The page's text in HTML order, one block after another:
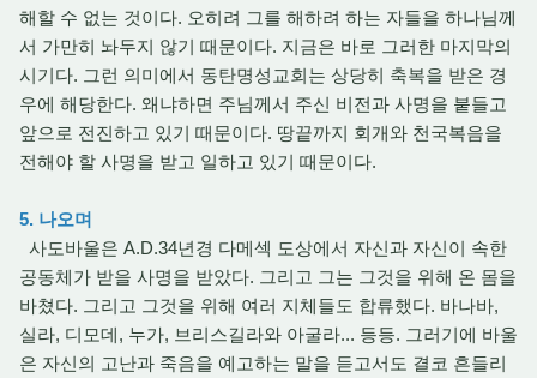
해할 수 없는 것이다. 오히려 그를 해하려 하는 자들을 하나님께
서 가만히 놔두지 않기 때문이다. 지금은 바로 그러한 마지막의
시기다. 그런 의미에서 동탄명성교회는 상당히 축복을 받은 경
우에 해당한다. 왜냐하면 주님께서 주신 비전과 사명을 붙들고
앞으로 전진하고 있기 때문이다. 땅끝까지 회개와 천국복음을
전해야 할 사명을 받고 일하고 있기 때문이다.
5. 나오며
사도바울은 A.D.34년경 다메섹 도상에서 자신과 자신이 속한
공동체가 받을 사명을 받았다. 그리고 그는 그것을 위해 온 몸을
바쳤다. 그리고 그것을 위해 여러 지체들도 합류했다. 바나바,
실라, 디모데, 누가, 브리스길라와 아굴라... 등등. 그러기에 바울
은 자신의 고난과 죽음을 예고하는 말을 듣고서도 결코 흔들리